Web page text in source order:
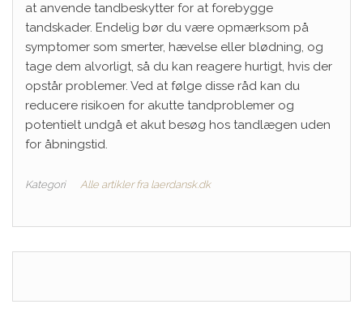
at anvende tandbeskytter for at forebygge
tandskader. Endelig bør du være opmærksom på
symptomer som smerter, hævelse eller blødning, og
tage dem alvorligt, så du kan reagere hurtigt, hvis der
opstår problemer. Ved at følge disse råd kan du
reducere risikoen for akutte tandproblemer og
potentielt undgå et akut besøg hos tandlægen uden
for åbningstid.
Kategori Alle artikler fra laerdansk.dk